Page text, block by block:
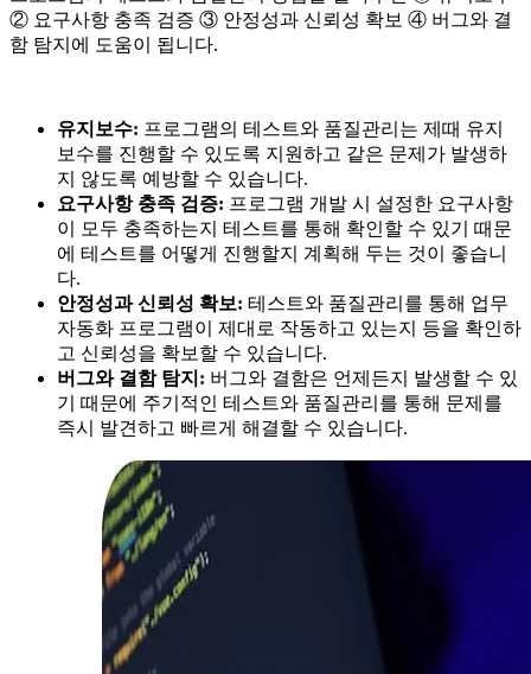
② 요구사항 충족 검증 ③ 안정성과 신뢰성 확보 ④ 버그와 결
함 탐지에 도움이 됩니다.
유지보수: 프로그램의 테스트와 품질관리는 제때 유지
보수를 진행할 수 있도록 지원하고 같은 문제가 발생하
지 않도록 예방할 수 있습니다.
요구사항 충족 검증: 프로그램 개발 시 설정한 요구사항
이 모두 충족하는지 테스트를 통해 확인할 수 있기 때문
에 테스트를 어떻게 진행할지 계획해 두는 것이 좋습니
다.
안정성과 신뢰성 확보: 테스트와 품질관리를 통해 업무
자동화 프로그램이 제대로 작동하고 있는지 등을 확인하
고 신뢰성을 확보할 수 있습니다.
버그와 결함 탐지: 버그와 결함은 언제든지 발생할 수 있
기 때문에 주기적인 테스트와 품질관리를 통해 문제를
즉시 발견하고 빠르게 해결할 수 있습니다.